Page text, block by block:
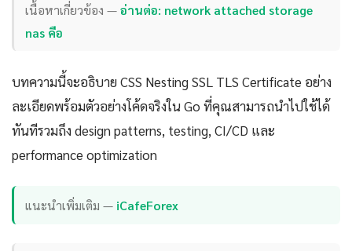
เนื้อหาเกี่ยวข้อง —อ่านต่อ: network attached storage
nas คือ
บทความนี้จะอธิบาย CSS Nesting SSL TLS Certificate อย่าง
ละเอียดพร้อมตัวอย่างโค้ดจริงใน Go ที่คุณสามารถนำไปใช้ได้
ทันทีรวมถึง design patterns, testing, CI/CD และ
performance optimization
แนะนำเพิ่มเติม — iCafeForex